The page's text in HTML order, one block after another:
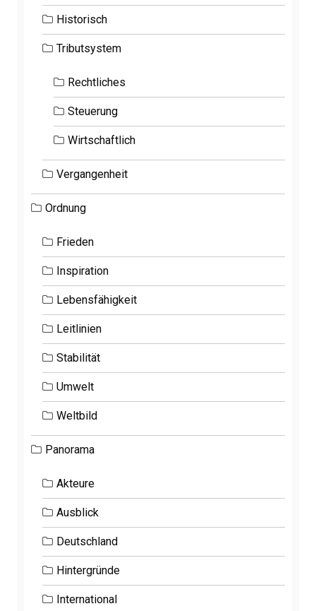
Historisch
Tributsystem
Rechtliches
Steuerung
Wirtschaftlich
Vergangenheit
Ordnung
Frieden
Inspiration
Lebensfähigkeit
Leitlinien
Stabilität
Umwelt
Weltbild
Panorama
Akteure
Ausblick
Deutschland
Hintergründe
International